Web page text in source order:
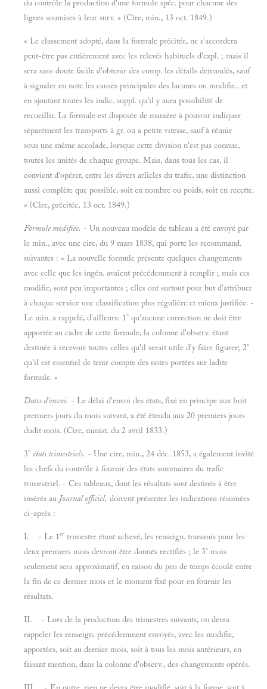
du contrôle la production d'une formule spéc. pour chacune des
lignes soumises à leur surv. » (Cire, min., 13 oct. 1849.)
« Le classement adopté, dans la formule précitée, ne s'accordera
peut-être pas entièrement avec les relevés habituels d'expl. ; mais il
sera sans doute facile d'obtenir des comp. les détails demandés, sauf
à signaler en note les causes principales des lacunes ou modifie.. et
en ajoutant toutes les indic. suppl. qu'il y aura possibilité de
recueillir. La formule est disposée de manière à pouvoir indiquer
séparément les transports à gr. ou a petite vitesse, sauf à réunir
sous une même accolade, lorsque cette division n'est pas connue,
toutes les unités de chaque groupe. Mais, dans tous les cas, il
convient d'opérer, entre les divers arlicles du trafic, une distinction
aussi complète que possible, soit en nombre ou poids, soit en recette.
» (Cire, précitée, 13 oct. 1849.)
Formule modifiée. - Un nouveau modèle de tableau a été envoyé par
le min., avec une cire, du 9 mars 1838, qui porte les recommand.
suivantes : « La nouvelle formule présente quelques changements
avec celle que les ingén. avaient précédemment à remplir ; mais ces
modifie, sont peu importantes ; elles ont surtout pour but d'attribuer
à chaque service une classification plus régulière et mieux justifiée. -
Le min. a rappelé, d'ailleurs: 1° qu'aucune correction ne doit être
apportée au cadre de cette formule, la colonne d'observ. étant
destinée à recevoir toutes celles qu'il serait utile d'y faire figurer; 2°
qu'il est essentiel de tenir compte des notes portées sur ladite
formule. »
Dates d'envoi. - Le délai d'envoi des états, fixé en principe aux huit
premiers jours du mois suivant, a été étendu aux 20 premiers jours
dudit mois. (Cire, minist. du 2 avril 1833.)
3° états trimestriels. - Une cire, min., 24 déc. 1853, a également invité
les chefs du contrôle à fournir des états sommaires du trafic
trimestriel. - Ces tableaux, dont les résultats sont destinés à être
insérés au Journal officiel, doivent présenter les indications résumées
ci-après :
I. - Le 1er trimestre étant achevé, les renseign. transmis pour les
deux premiers mois devront être donnés rectifiés ; le 3° mois
seulement sera approximatif, en raison du peu de temps écoulé entre
la fin de ce dernier mois et le moment fixé pour en fournir les
résultats.
II. - Lors de la production des trimestres suivants, on devra
rappeler les renseign. précédemment envoyés, avec les modifie,
apportées, soit au dernier mois, soit à tous les mois antérieurs, en
faisant mention, dans la colonne d'observ., des changements opérés.